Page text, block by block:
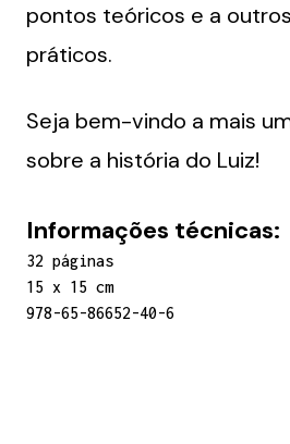
pontos teóricos e a
práticos.
Seja bem-vindo a mais
sobre a história do Luiz!
Informações técnicas:
32 páginas
15 x 15 cm
978-65-86652-40-6